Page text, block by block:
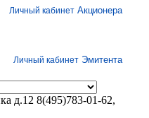
Личный кабинет Акционера
Личный кабинет Эмитента
д.12 8(495)783-01-62,